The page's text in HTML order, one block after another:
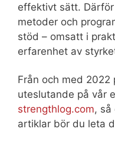
effektivt sätt.
metoder och
stöd – omsatt i
erfarenhet av
Från och med 2022
uteslutande på vår
strengthlog.com, så
artiklar bör du leta